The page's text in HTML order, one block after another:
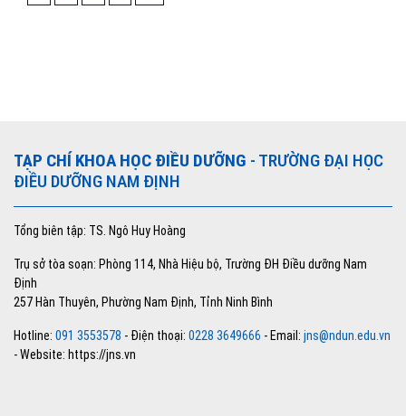
TẠP CHÍ KHOA HỌC ĐIỀU DƯỠNG - TRƯỜNG ĐẠI HỌC
ĐIỀU DƯỠNG NAM ĐỊNH
Tổng biên tập: TS. Ngô Huy Hoàng
Trụ sở tòa soạn: Phòng 114, Nhà Hiệu bộ, Trường ĐH Điều dưỡng Nam
Định
257 Hàn Thuyên, Phường Nam Định, Tỉnh Ninh Bình
Hotline: 091 3553578 - Điện thoại: 0228 3649666 - Email: jns@ndun.edu.vn
- Website: https://jns.vn